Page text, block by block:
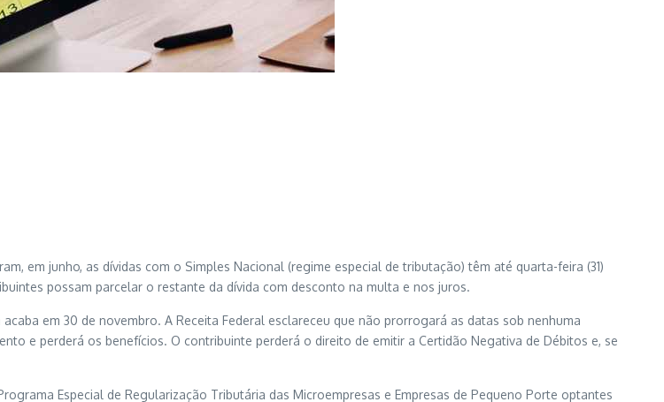
em junho, as dívidas com o Simples Nacional (regime especial de tributação) têm até quarta-feira (31)
possam parcelar o restante da dívida com desconto na multa e nos juros.
em 30 de novembro. A Receita Federal esclareceu que não prorrogará as datas sob nenhuma
e perderá os benefícios. O contribuinte perderá o direito de emitir a Certidão Negativa de Débitos e, se
Especial de Regularização Tributária das Microempresas e Empresas de Pequeno Porte optantes